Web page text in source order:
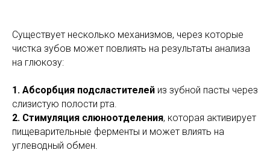
Существует несколько механизмов, через которые
чистка зубов может повлиять на результаты анализа
на глюкозу:
1. Абсорбция подсластителей из зубной пасты через
слизистую полости рта.
2. Стимуляция слюноотделения, которая активирует
пищеварительные ферменты и может влиять на
углеводный обмен.